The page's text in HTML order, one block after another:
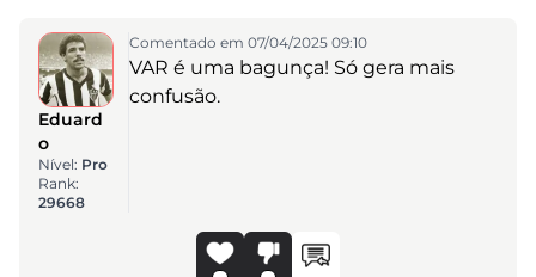
Eduard
o
Nível: Pro
Rank:
29668
Comentado em 07/04/2025 09:10
VAR é uma bagunça! Só gera mais
confusão.